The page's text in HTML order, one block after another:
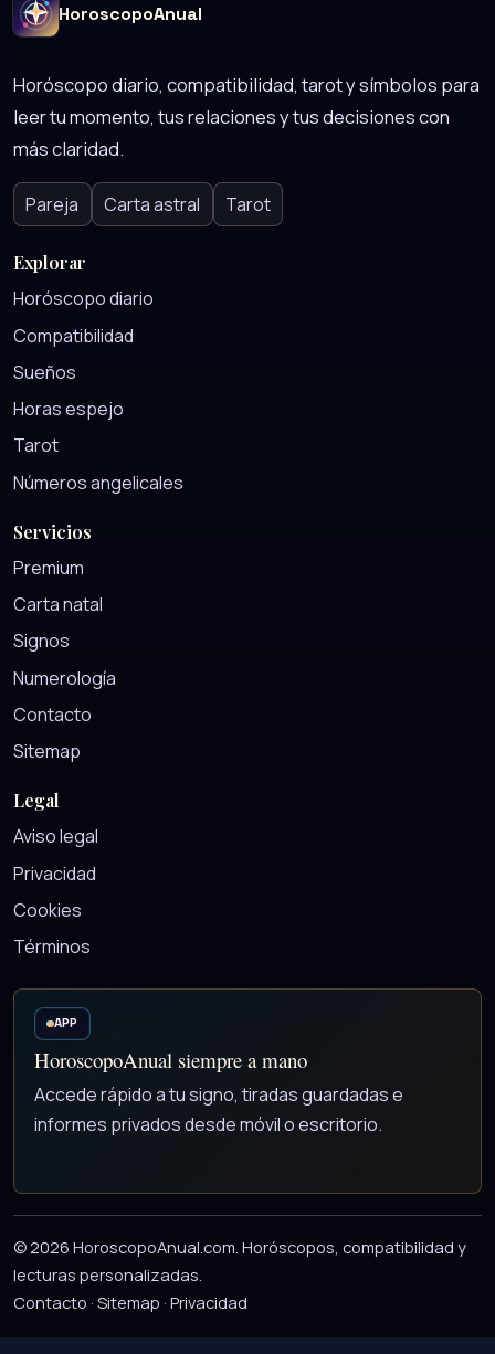
HoroscopoAnual
Horóscopo diario, compatibilidad, tarot y símbolos para
leer tu momento, tus relaciones y tus decisiones con
más claridad.
Pareja Carta astral Tarot
Explorar
Horóscopo diario
Compatibilidad
Sueños
Horas espejo
Tarot
Números angelicales
Servicios
Premium
Carta natal
Signos
Numerología
Contacto
Sitemap
Legal
Aviso legal
Privacidad
Cookies
Términos
APP
HoroscopoAnual siempre a mano
Accede rápido a tu signo, tiradas guardadas e
informes privados desde móvil o escritorio.
© 2026 HoroscopoAnual.com. Horóscopos, compatibilidad y
lecturas personalizadas.
Contacto · Sitemap · Privacidad